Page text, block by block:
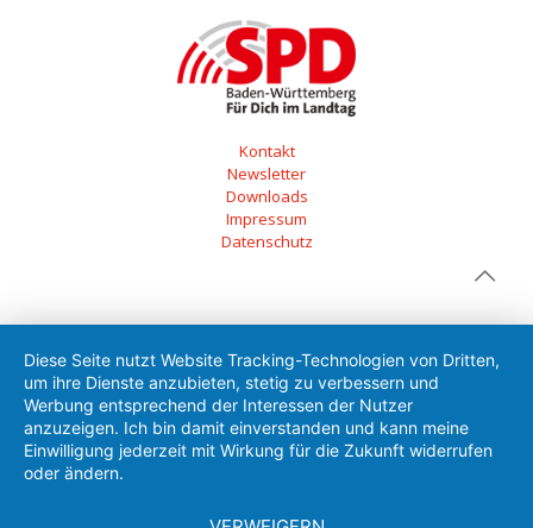
Kontakt
Newsletter
Downloads
Impressum
Datenschutz
Diese Seite nutzt Website Tracking-Technologien von Dritten,
um ihre Dienste anzubieten, stetig zu verbessern und
Werbung entsprechend der Interessen der Nutzer
anzuzeigen. Ich bin damit einverstanden und kann meine
Einwilligung jederzeit mit Wirkung für die Zukunft widerrufen
oder ändern.